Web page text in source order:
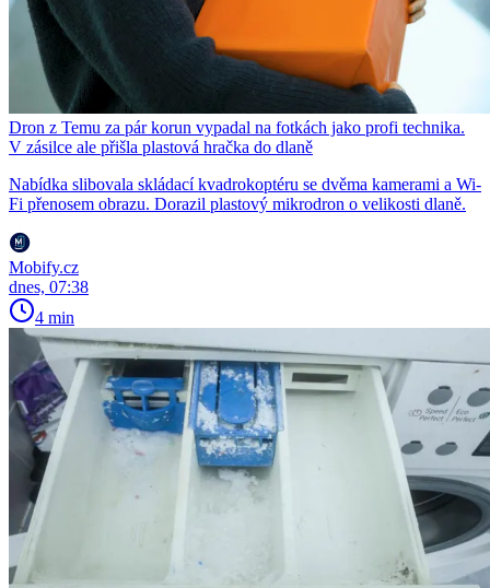
Dron z Temu za pár korun vypadal na fotkách jako profi technika.
V zásilce ale přišla plastová hračka do dlaně
Nabídka slibovala skládací kvadrokoptéru se dvěma kamerami a Wi-
Fi přenosem obrazu. Dorazil plastový mikrodron o velikosti dlaně.
Mobify.cz
dnes, 07:38
4 min